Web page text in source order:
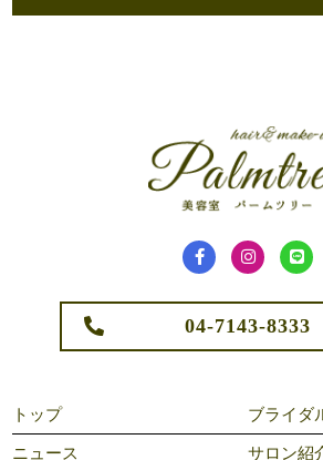
04-7143-8333
トップ ブライダ
ニュース サロン紹